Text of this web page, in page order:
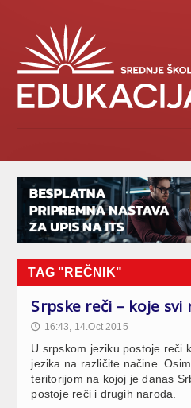
TAG "REČNIK"
Srpske reči – koje svi
🕔 16:43, 14.Oct 2015
U srpskom jeziku postoje reči
jezika na različite načine.
teritorijom na kojoj je danas
postoje reči i drugih naroda.